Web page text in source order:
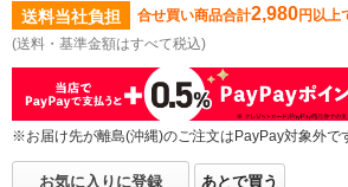
送料当社負担 合せ買い商品合計2,980円以上
(送料・基準金額はすべて税込)
※お届け先が離島(沖縄)のご注文はPayPay対象外で
お気に入りに登録 あとで買う